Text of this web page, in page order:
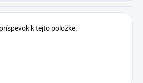
k tejto položke.